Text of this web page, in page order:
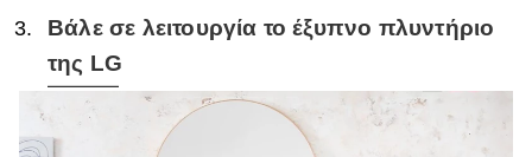
Βάλε σε λειτουργία το έξυπνο πλυντήριο
της LG